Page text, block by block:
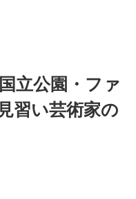
立公園・ファ
習い芸術家の